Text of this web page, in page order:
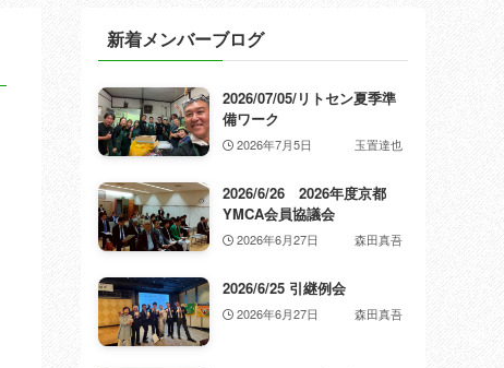
新着メンバーブログ
2026/07/05/リトセン夏季準
備ワーク
2026年7月5日 玉置達也
2026/6/26 2026年度京都
YMCA会員協議会
2026年6月27日 森田真吾
2026/6/25 引継例会
2026年6月27日 森田真吾